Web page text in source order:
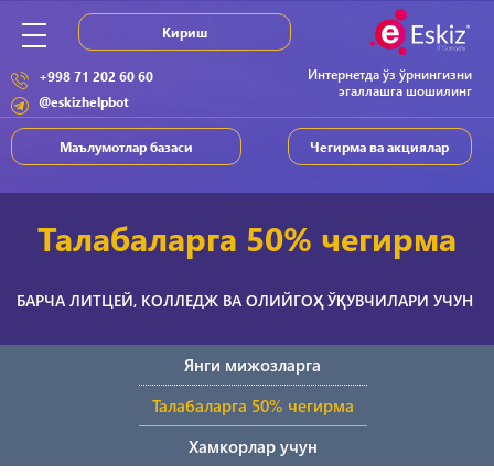
Интернетда ўз ўрнингизни
эгаллашга шошилинг
+998 71 202 60 60
@eskizhelpbot
Чегирма ва акциялар
Маълумотлар базаси
Кириш
Талабаларга 50% чегирма
БАРЧА ЛИТЦЕЙ, КОЛЛЕДЖ ВА ОЛИЙГОҲ ЎҚУВЧИЛАРИ УЧУН
Янги мижозларга
Талабаларга 50% чегирма
Хамкорлар учун